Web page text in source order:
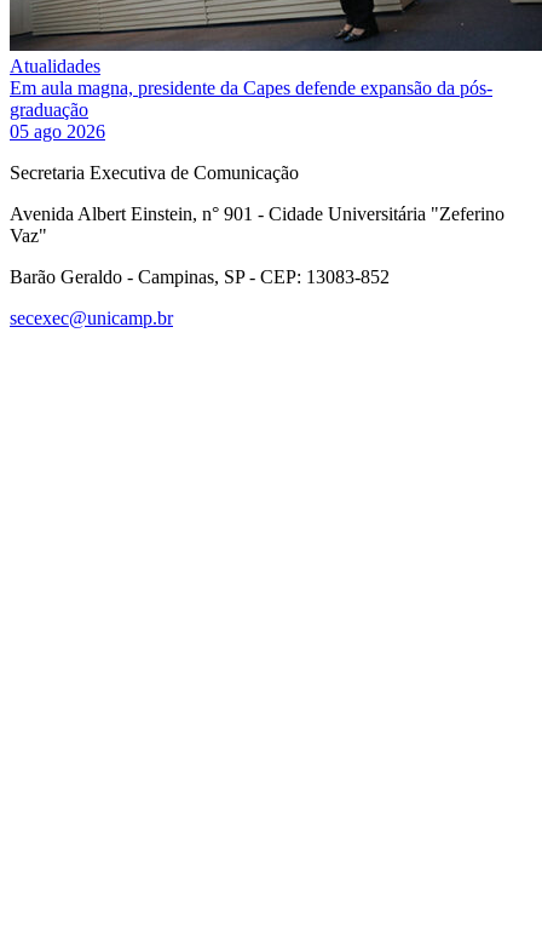
Atualidades
Em aula magna, presidente da Capes defende expansão da pós-
graduação
05 ago 2026
Secretaria Executiva de Comunicação
Avenida Albert Einstein, n° 901 - Cidade Universitária "Zeferino
Vaz"
Barão Geraldo - Campinas, SP - CEP: 13083-852
secexec@unicamp.br